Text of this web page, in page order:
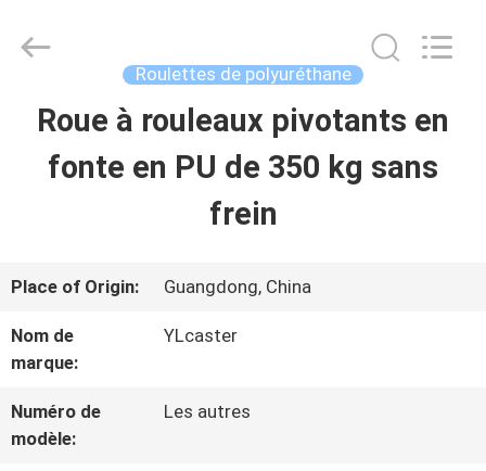
MAISON
VIDÉOS
AU
SUJET
DE
Ylcaster
Metal
Roulettes de polyuréthane
Roue à rouleaux pivotants en
fonte en PU de 350 kg sans
frein
Place of Origin: Guangdong, China
Nom de
marque:
YLcaster
Numéro de
modèle:
Les autres